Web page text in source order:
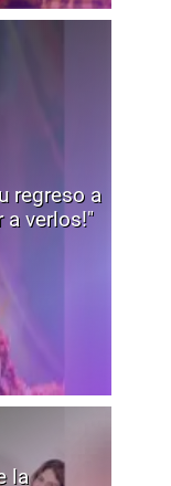
regreso a
a verlos!"
la